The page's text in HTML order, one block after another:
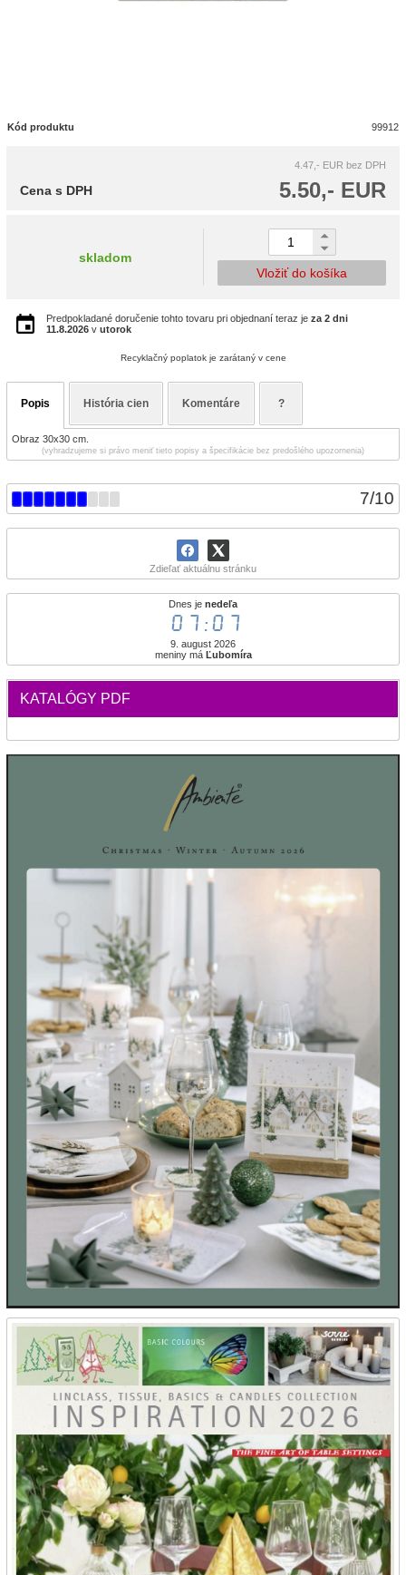
7/10
Zdieľať aktuálnu stránku
Dnes je nedeľa
07:07
9. august 2026
meniny má Ľubomíra
KATALÓGY PDF
Kód produktu 99912
4.47,- EUR bez DPH
5.50,- EUR
Cena s DPH
skladom
Vložiť do košíka
Predpokladané doručenie tohto tovaru pri objednaní teraz je za 2 dni
11.8.2026 v utorok
Recyklačný poplatok je zarátaný v cene
Popis História cien Komentáre ?
Obraz 30x30 cm.
(vyhradzujeme si právo meniť tieto popisy a špecifikácie bez predošlého upozornenia)